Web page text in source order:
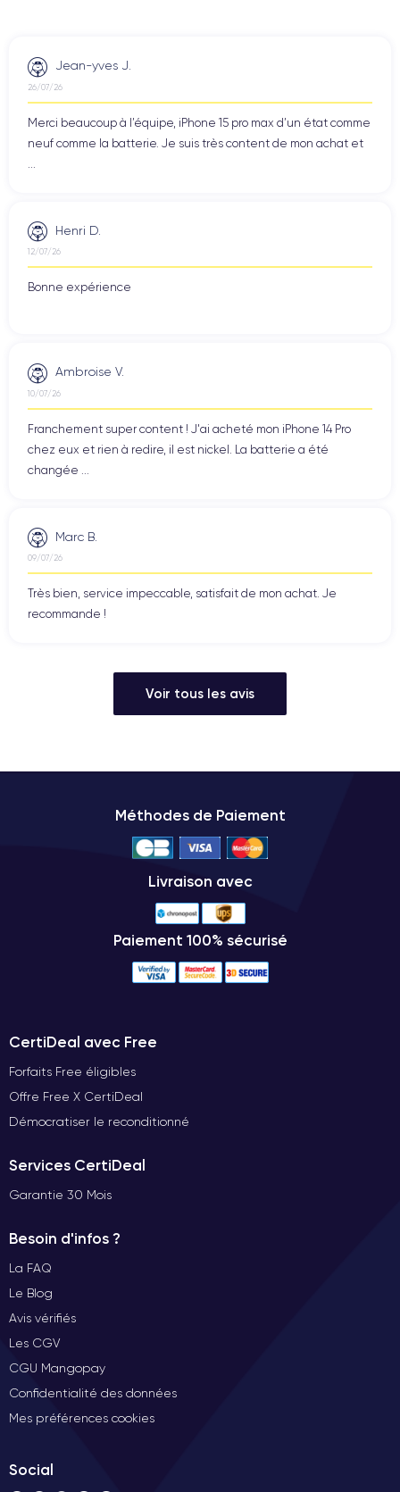
Jean-yves J.
26/07/26
Merci beaucoup à l’équipe, iPhone 15 pro max d’un état comme
neuf comme la batterie. Je suis très content de mon achat et
Henri D.
12/07/26
Bonne expérience
Ambroise V.
10/07/26
Franchement super content ! J'ai acheté mon iPhone 14 Pro
chez eux et rien à redire, il est nickel. La batterie a été
changée ...
Marc B.
09/07/26
Très bien, service impeccable, satisfait de mon achat. Je
recommande !
Voir tous les avis
Méthodes de Paiement
Livraison avec
Paiement 100% sécurisé
CertiDeal avec Free
Forfaits Free éligibles
Offre Free X CertiDeal
Démocratiser le reconditionné
Services CertiDeal
Garantie 30 Mois
Besoin d'infos ?
La FAQ
Le Blog
Avis vérifiés
Les CGV
CGU Mangopay
Confidentialité des données
Mes préférences cookies
Social